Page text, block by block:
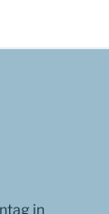
in